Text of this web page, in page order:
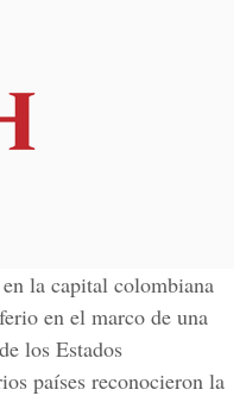
la capital colombiana
en el marco de una
los Estados
países reconocieron la